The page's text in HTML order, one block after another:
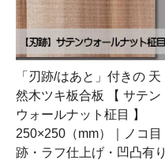
「刃跡/はあと」付きの 天
然木ツキ板合板 【 サテン
ウォールナット柾目 】
250×250（mm）｜ノコ目
跡・ラフ仕上げ・凹凸有り